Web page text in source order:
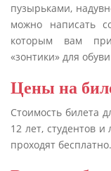
пузырьками,
можно написать
которым вам
«зонтики» для
Цены на
Стоимость билета
12 лет, студентов
проходят бесплатно.